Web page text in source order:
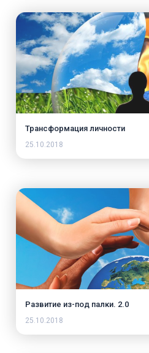
Трансформация личности
25.10.2018
Развитие из-под палки. 2.0
25.10.2018